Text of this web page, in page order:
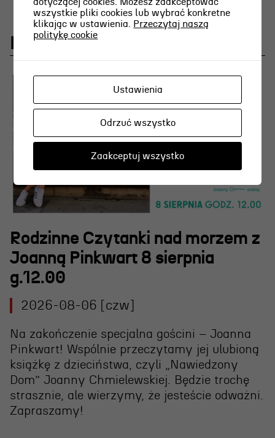
Najnowsze aktualności
Rodzinne Czytanki nad morzem z
Joanną Pinkwart 8 sierpnia
g.12.00
2026-08-06 [czw]
Na zakończenie specjalna gościni – Joanna
Pinkwart! Wspólnie przeczytamy jej ulubioną
książkę z dzieciństwa, czyli „Nawiedzony
Dom” Joanny Chmielewskiej. Będzie trochę
strasznie, ale wierzymy, że jesteście odważni.
Zapraszamy!
wszystkie pliki cookies lub wybrać konkretne
klikając w ustawienia. Przeczytaj naszą
politykę cookie
Ustawienia
Odrzuć wszystko
Zaakceptuj wszystko